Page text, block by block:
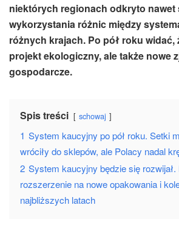
niektórych regionach odkryto
wykorzystania różnic między
różnych krajach. Po pół roku widać,
projekt ekologiczny, ale także nowe
gospodarcze.
Spis treści schowaj
1 System kaucyjny po pół roku. Setki
wróciły do sklepów, ale Polacy nadal
2 System kaucyjny będzie się
rozszerzenie na nowe opakowania i
najbliższych latach